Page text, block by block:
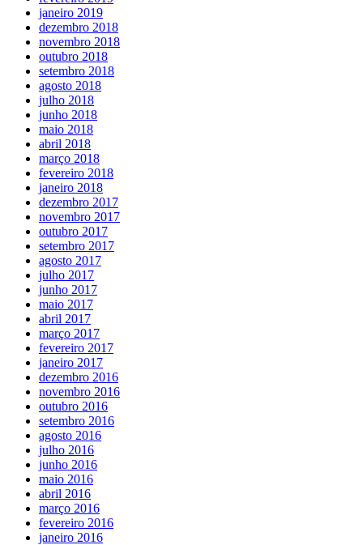
janeiro 2019
dezembro 2018
novembro 2018
outubro 2018
setembro 2018
agosto 2018
julho 2018
junho 2018
maio 2018
abril 2018
março 2018
fevereiro 2018
janeiro 2018
dezembro 2017
novembro 2017
outubro 2017
setembro 2017
agosto 2017
julho 2017
junho 2017
maio 2017
abril 2017
março 2017
fevereiro 2017
janeiro 2017
dezembro 2016
novembro 2016
outubro 2016
setembro 2016
agosto 2016
julho 2016
junho 2016
maio 2016
abril 2016
março 2016
fevereiro 2016
janeiro 2016